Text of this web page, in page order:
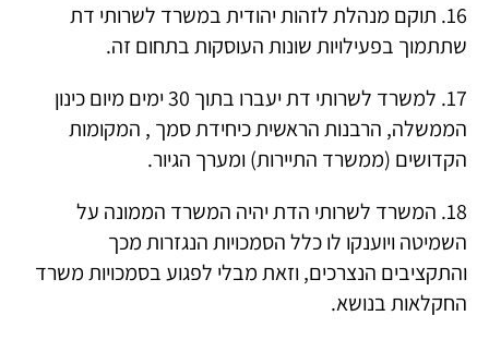
16. תוקם מנהלת לזהות יהודית במשרד לשרותי דת
שתתמוך בפעילויות שונות העוסקות בתחום זה.
17. למשרד לשרותי דת יעברו בתוך 30 ימים מיום כינון
הממשלה, הרבנות הראשית כיחידת סמך , המקומות
הקדושים (ממשרד התיירות) ומערך הגיור.
18. המשרד לשרותי הדת יהיה המשרד הממונה על
השמיטה ויוענקו לו כלל הסמכויות הנגזרות מכך
והתקציבים הנצרכים, וזאת מבלי לפגוע בסמכויות משרד
החקלאות בנושא.